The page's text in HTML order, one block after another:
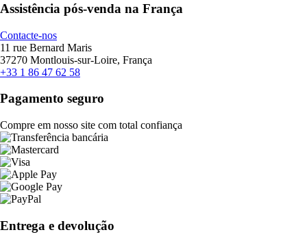
Assistência pós-venda na França
Contacte-nos
11 rue Bernard Maris
37270 Montlouis-sur-Loire, França
+33 1 86 47 62 58
Pagamento seguro
Compre em nosso site com total confiança
Entrega e devolução